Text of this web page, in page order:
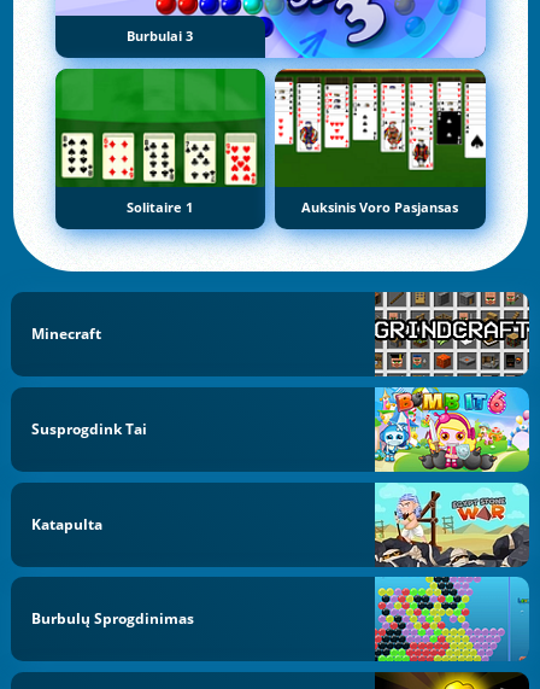
Burbulai 3
Solitaire 1 Auksinis Voro Pasjansas
Minecraft
Susprogdink Tai
Katapulta
Burbulų Sprogdinimas